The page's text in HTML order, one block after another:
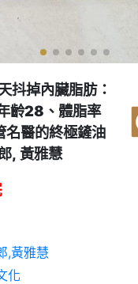
抖掉內臟脂肪：
齡28、體脂率
名醫的終極鏟油
手段_池谷敏郎, 黃雅慧
,黃雅慧
化